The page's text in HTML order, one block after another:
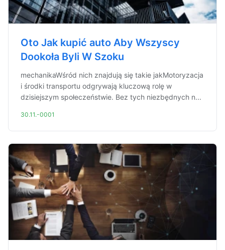
Oto Jak kupić auto Aby Wszyscy
Dookoła Byli W Szoku
mechanikaWśród nich znajdują się takie jakMotoryzacja
i środki transportu odgrywają kluczową rolę w
dzisiejszym społeczeństwie. Bez tych niezbędnych n...
30.11.-0001